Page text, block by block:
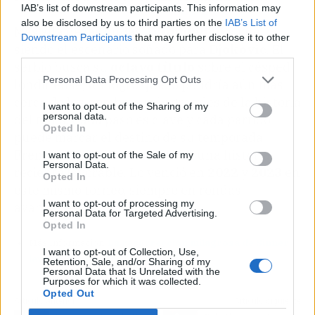
IAB’s list of downstream participants. This information may
also be disclosed by us to third parties on the IAB’s List of
Downstream Participants that may further disclose it to other
Personal Data Processing Opt Outs
I want to opt-out of the Sharing of my
personal data.
Opted In
I want to opt-out of the Sale of my
Personal Data.
Opted In
I want to opt-out of processing my
Personal Data for Targeted Advertising.
Opted In
I want to opt-out of Collection, Use,
Retention, Sale, and/or Sharing of my
Personal Data that Is Unrelated with the
Purposes for which it was collected.
Opted Out
Más allá de las dudas, Wimbledon
sigue
londinense, un logro que lo pondría aún más
cerca de los nombres más grandes de la historia
del tenis. Cada paso es clave y cada partido
puede marcar el destino de su temporada.
Frente aSinner, además, hay una historia
reciente favorable. Lo venció en
avanzadas.
levanta chispas en Wimbledon
Artículo anterior